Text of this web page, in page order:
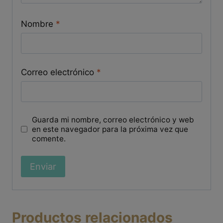
Nombre *
Correo electrónico *
Guarda mi nombre, correo electrónico y web
en este navegador para la próxima vez que
comente.
Productos relacionados